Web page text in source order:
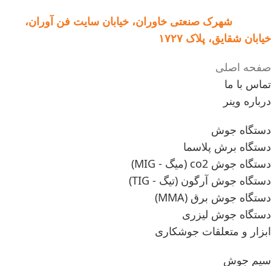
شهرک صنعتی خاوران، خیابان سایت فن آوران،
خیابان شقایق، پلاک ۱۷۲۷
صفحه اصلی
تماس با ما
درباره وینر
دستگاه جوش
دستگاه برش پلاسما
دستگاه جوش co2 (میگ - MIG)
دستگاه جوش آرگون (تیگ - TIG)
دستگاه جوش برق (MMA)
دستگاه جوش لیزری
ابزار و متعلقات جوشکاری
سیم جوش